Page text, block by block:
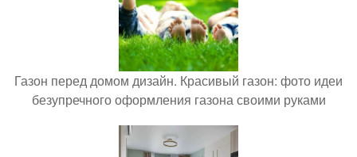
Газон перед домом дизайн. Красивый газон: фото идеи
безупречного оформления газона своими руками